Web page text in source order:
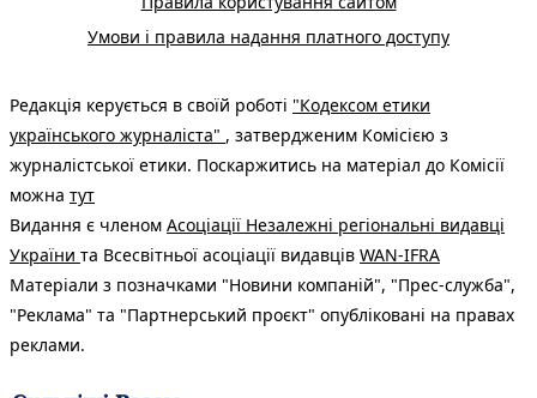
Умови і правила надання платного доступу
Редакція керується в своїй роботі "Кодексом етики
українського журналіста" , затвердженим Комісією з
журналістської етики. Поскаржитись на матеріал до Комісії
можна тут
Видання є членом Асоціації Незалежні регіональні видавці
України та Всесвітньої асоціації видавців WAN-IFRA
Матеріали з позначками "Новини компаній", "Прес-служба",
"Реклама" та "Партнерський проєкт" опубліковані на правах
реклами.